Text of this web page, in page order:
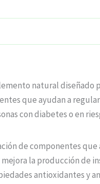
natural diseñado
que ayudan a
con diabetes o en
de componentes
la producción de
antioxidantes y